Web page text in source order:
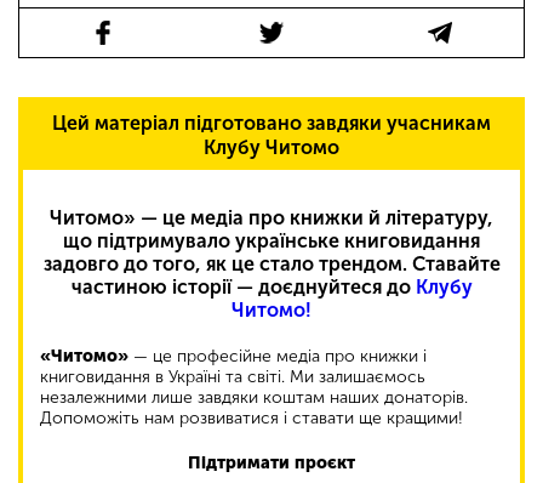
Цей матеріал підготовано завдяки учасникам
Клубу Читомо
Читомо» — це медіа про книжки й літературу,
що підтримувало українське книговидання
задовго до того, як це стало трендом. Ставайте
частиною історії — доєднуйтеся до Клубу
Читомо!
«Читомо» — це професійне медіа про книжки і
книговидання в Україні та світі. Ми залишаємось
незалежними лише завдяки коштам наших донаторів.
Допоможіть нам розвиватися і ставати ще кращими!
Підтримати проєкт